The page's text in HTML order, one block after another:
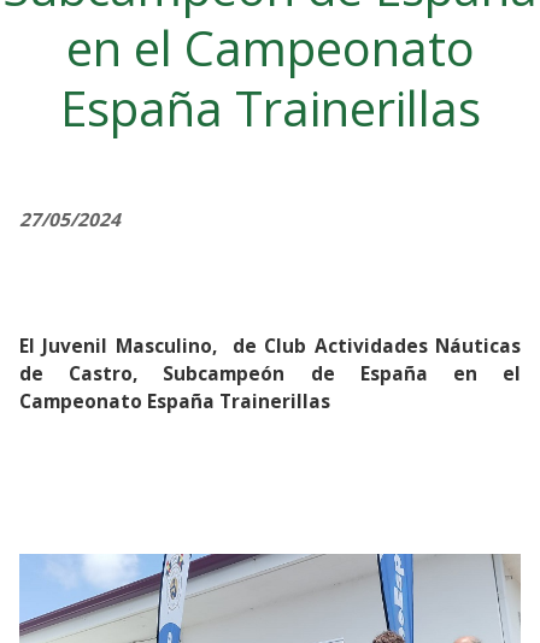
en el Campeonato
España Trainerillas
27/05/2024
El Juvenil Masculino, de Club Actividades Náuticas
de Castro, Subcampeón de España en el
Campeonato España Trainerillas